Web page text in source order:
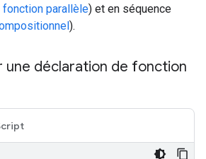
fonction parallèle) et en séquence
).
une déclaration de fonction